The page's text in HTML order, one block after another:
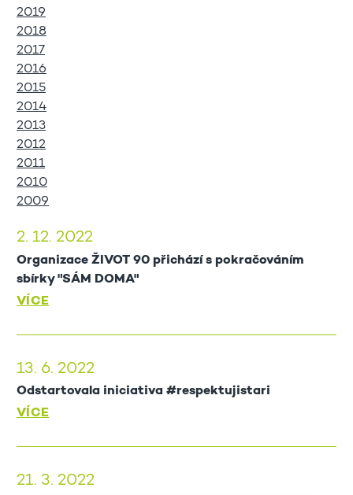
2019
2018
2017
2016
2015
2014
2013
2012
2011
2010
2009
2. 12. 2022
Organizace ŽIVOT 90 přichází s pokračováním
sbírky "SÁM DOMA"
VÍCE
13. 6. 2022
Odstartovala iniciativa #respektujistari
VÍCE
21. 3. 2022